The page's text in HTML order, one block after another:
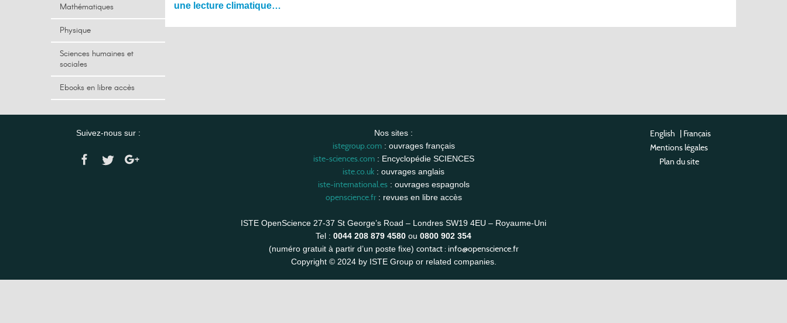
Mathématiques
Physique
Sciences humaines et
sociales
Ebooks en libre accès
une lecture climatique…
Suivez-nous sur : Nos sites :
istegroup.com: ouvrages français
iste-sciences.com: Encyclopédie SCIENCES
iste.co.uk : ouvrages anglais
iste-international.es: ouvrages espagnols
openscience.fr: revues en libre accès
ISTE OpenScience 27-37 St George’s Road – Londres SW19 4EU – Royaume-Uni
Tel : 0044 208 879 4580 ou 0800 902 354
(numéro gratuit à partir d’un poste fixe) contact : info@openscience.fr
Copyright © 2024 by ISTE Group or related companies.
English | Français
Mentions légales
Plan du site